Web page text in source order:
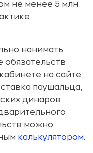
не менее 5 млн
нанимать
обязательств
на сайте
паушальца,
динаров
можно
калькулятором.